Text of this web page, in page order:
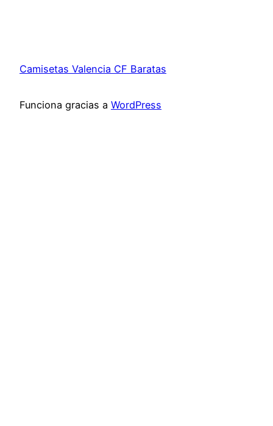
Camisetas Valencia CF Baratas
Funciona gracias a WordPress